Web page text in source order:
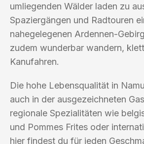
umliegenden Wälder laden zu
Spaziergängen und Radtouren
nahegelegenen Ardennen-
zudem wunderbar wandern,
Kanufahren.
Die hohe Lebensqualität in
auch in der ausgezeichneten
regionale Spezialitäten wie
und Pommes Frites oder
hier findest du für jeden